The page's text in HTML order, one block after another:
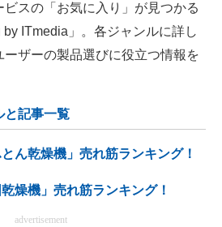
ビスの「お気に入り」が見つかる
ITmedia」。各ジャンルに詳し
ザーの製品選びに役立つ情報を
と記事一覧
ん乾燥機」売れ筋ランキング！
燥機」売れ筋ランキング！
advertisement